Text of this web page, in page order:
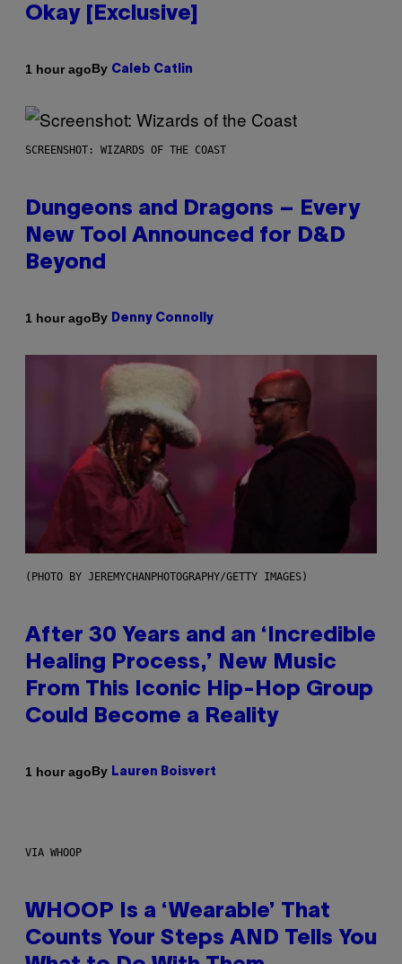
Okay [Exclusive]
1 hour agoBy Caleb Catlin
SCREENSHOT: WIZARDS OF THE COAST
Dungeons and Dragons – Every
New Tool Announced for D&D
Beyond
1 hour agoBy Denny Connolly
(PHOTO BY JEREMYCHANPHOTOGRAPHY/GETTY IMAGES)
After 30 Years and an ‘Incredible
Healing Process,’ New Music
From This Iconic Hip-Hop Group
Could Become a Reality
1 hour agoBy Lauren Boisvert
VIA WHOOP
WHOOP Is a ‘Wearable’ That
Counts Your Steps AND Tells You